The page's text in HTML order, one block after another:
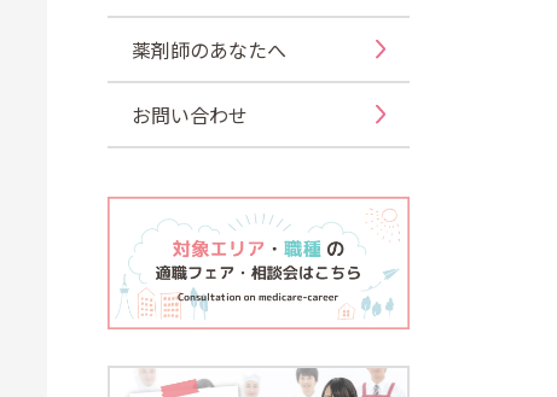
薬剤師のあなたへ
お問い合わせ